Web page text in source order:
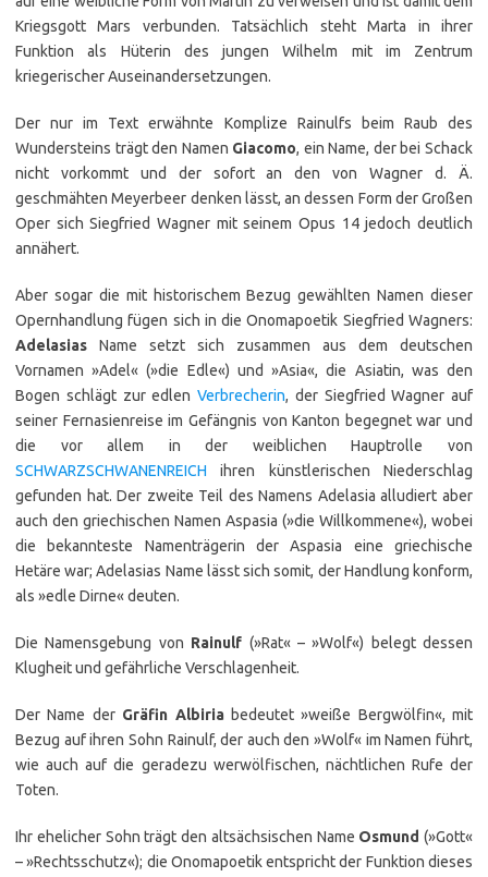
Kriegsgott Mars verbunden. Tatsächlich steht Marta in ihrer
Funktion als Hüterin des jungen Wilhelm mit im Zentrum
kriegerischer Auseinandersetzungen.
Der nur im Text erwähnte Komplize Rainulfs beim Raub des
Wundersteins trägt den Namen Giacomo, ein Name, der bei Schack
nicht vorkommt und der sofort an den von Wagner d. Ä.
geschmähten Meyerbeer denken lässt, an dessen Form der Großen
Oper sich Siegfried Wagner mit seinem Opus 14 jedoch deutlich
annähert.
Aber sogar die mit historischem Bezug gewählten Namen dieser
Opernhandlung fügen sich in die Onomapoetik Siegfried Wagners:
Adelasias Name setzt sich zusammen aus dem deutschen
Vornamen »Adel« (»die Edle«) und »Asia«, die Asiatin, was den
Bogen schlägt zur edlen Verbrecherin, der Siegfried Wagner auf
seiner Fernasienreise im Gefängnis von Kanton begegnet war und
die vor allem in der weiblichen Hauptrolle von
SCHWARZSCHWANENREICH ihren künstlerischen Niederschlag
gefunden hat. Der zweite Teil des Namens Adelasia alludiert aber
auch den griechischen Namen Aspasia (»die Willkommene«), wobei
die bekannteste Namenträgerin der Aspasia eine griechische
Hetäre war; Adelasias Name lässt sich somit, der Handlung konform,
als »edle Dirne« deuten.
Die Namensgebung von Rainulf (»Rat« – »Wolf«) belegt dessen
Klugheit und gefährliche Verschlagenheit.
Der Name der Gräfin Albiriabedeutet »weiße Bergwölfin«, mit
Bezug auf ihren Sohn Rainulf, der auch den »Wolf« im Namen führt,
wie auch auf die geradezu werwölfischen, nächtlichen Rufe der
Toten.
Ihr ehelicher Sohn trägt den altsächsischen Name Osmund (»Gott«
– »Rechtsschutz«); die Onomapoetik entspricht der Funktion dieses